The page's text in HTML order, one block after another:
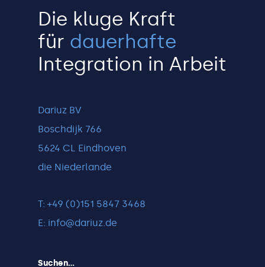
Die kluge Kraft
für dauerhafte
Integration in Arbeit
Dariuz BV
Boschdijk 766
5624 CL Eindhoven
die Niederlande
T: +49 (0)151 5847 3468
E: info@dariuz.de
Suchen…